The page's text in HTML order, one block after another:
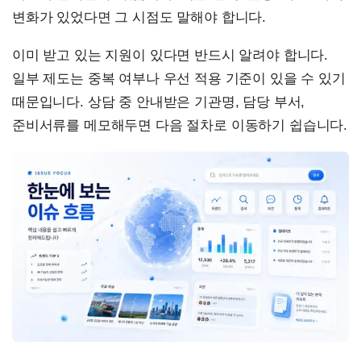
변화가 있었다면 그 시점도 말해야 합니다.
이미 받고 있는 지원이 있다면 반드시 알려야 합니다.
일부 제도는 중복 여부나 우선 적용 기준이 있을 수 있기
때문입니다. 상담 중 안내받은 기관명, 담당 부서,
준비서류를 메모해두면 다음 절차로 이동하기 쉽습니다.